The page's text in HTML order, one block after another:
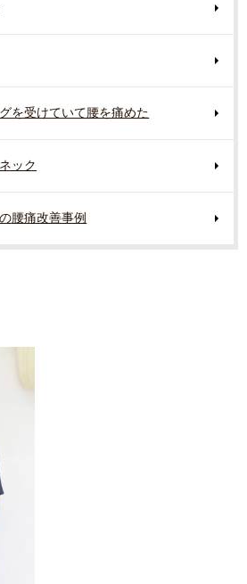
を受けていて腰を痛めた
ック
腰痛改善事例